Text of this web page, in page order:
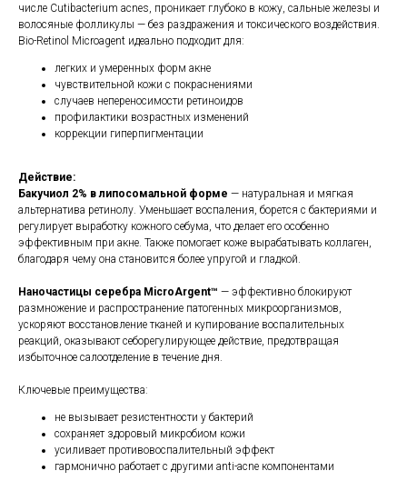
числе Cutibacterium acnes, проникает глубоко в кожу, сальные железы и
волосяные фолликулы — без раздражения и токсического воздействия.
Bio-Retinol Microagent идеально подходит для:
легких и умеренных форм акне
чувствительной кожи с покраснениями
случаев непереносимости ретиноидов
профилактики возрастных изменений
коррекции гиперпигментации
Действие:
Бакучиол 2% в липосомальной форме — натуральная и мягкая
альтернатива ретинолу. Уменьшает воспаления, борется с бактериями и
регулирует выработку кожного себума, что делает его особенно
эффективным при акне. Также помогает коже вырабатывать коллаген,
благодаря чему она становится более упругой и гладкой.
Наночастицы серебра MicroArgent™ — эффективно блокируют
размножение и распространение патогенных микроорганизмов,
ускоряют восстановление тканей и купирование воспалительных
реакций, оказывают себорегулирующее действие, предотвращая
избыточное салоотделение в течение дня.
Ключевые преимущества:
не вызывает резистентности у бактерий
сохраняет здоровый микробиом кожи
усиливает противовоспалительный эффект
гармонично работает с другими anti-acne компонентами